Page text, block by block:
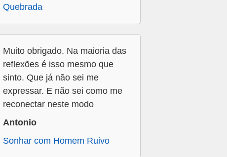
Quebrada
Muito obrigado. Na maioria das
reflexões é isso mesmo que
sinto. Que já não sei me
expressar. E não sei como me
reconectar neste modo
Antonio
Sonhar com Homem Ruivo